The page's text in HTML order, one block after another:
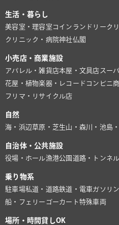
生活・暮らし
美容室・理容室 コインランドリー ク
クリニック・病院神社仏閣
小売店・商業施設
アパレル・雑貨店本屋・文具店 スー
花屋・植物楽器・レコード コンビニ
フリマ・リサイクル店
自然
海・浜辺 草原・芝生山・森川・池島
自治体・公共施設
役場・ホール漁港公園 道路・トンネル
乗り物系
駐車場私道・道路鉄道・電車 ガソリ
船・フェリー ゴーカート特殊車両
場所・時間貸しOK